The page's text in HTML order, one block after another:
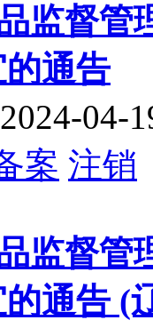
监督管
通告
04-
案 注销
监督管
通告 (